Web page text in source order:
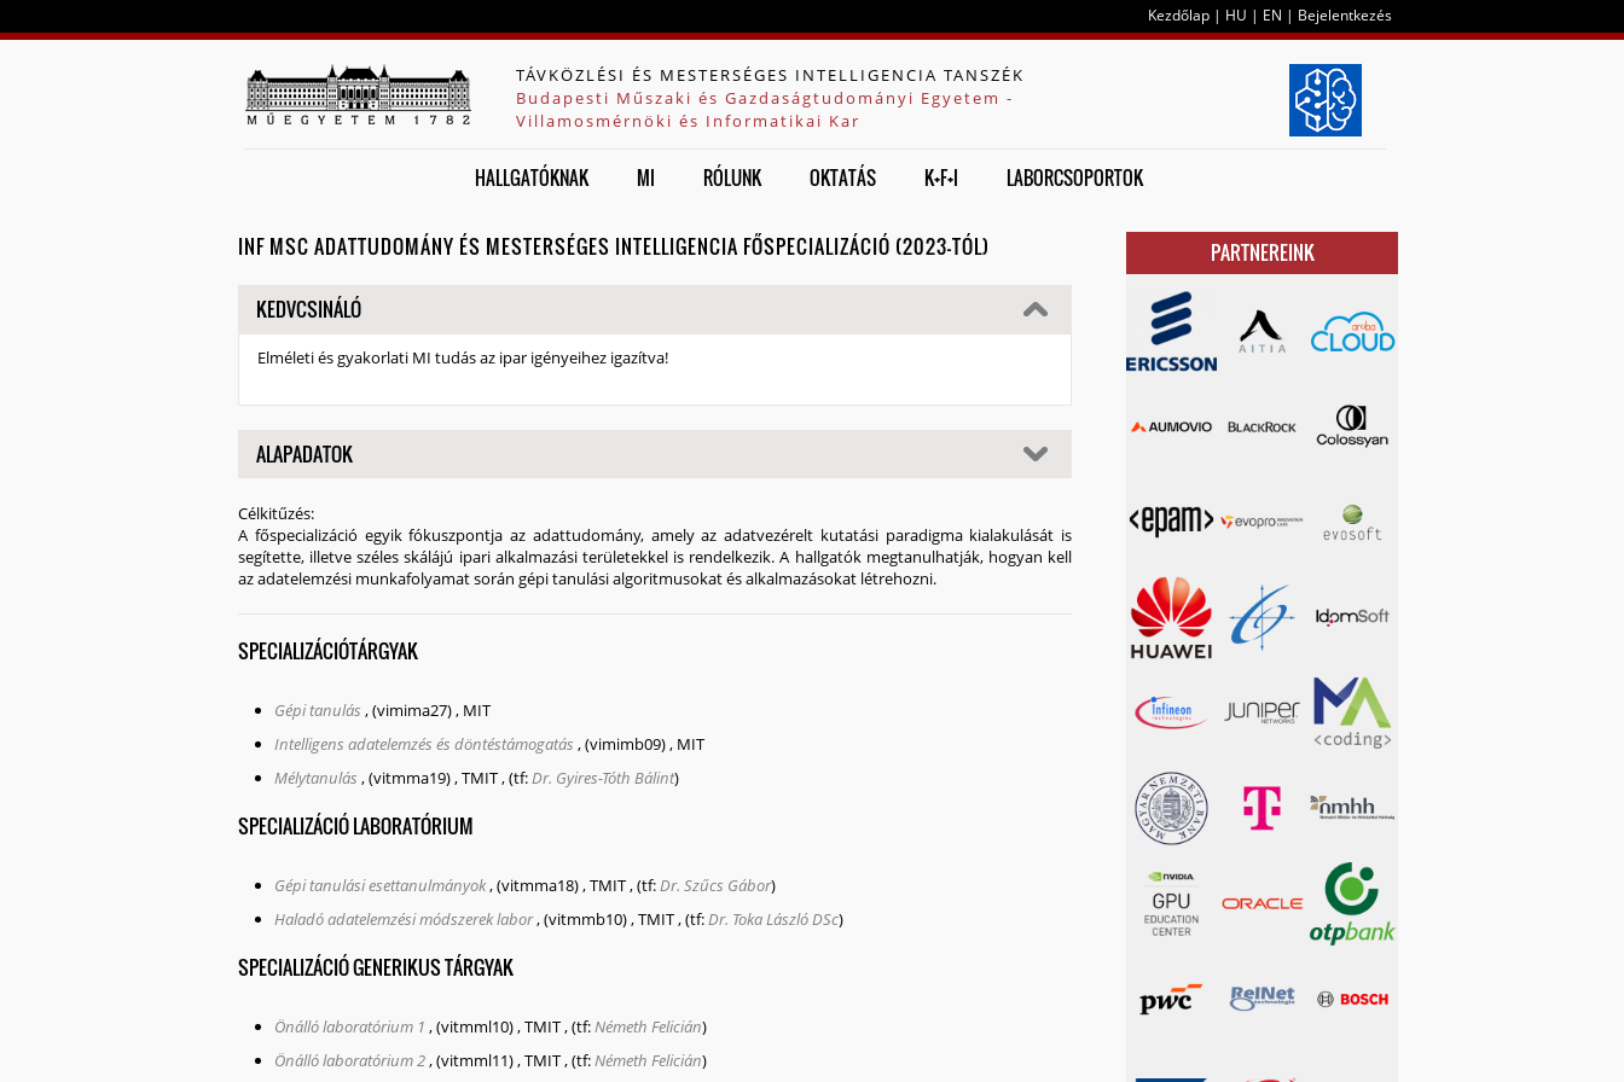
Kezdőlap | HU | EN | Bejelentkezés
TÁVKÖZLÉSI ÉS MESTERSÉGES INTELLIGENCIA TANSZÉK
Budapesti Műszaki és Gazdaságtudományi Egyetem -
Villamosmérnöki és Informatikai Kar
HALLGATÓKNAK MI RÓLUNK OKTATÁS K+F+I LABORCSOPORTOK
INF MSC ADATTUDOMÁNY ÉS MESTERSÉGES INTELLIGENCIA FŐSPECIALIZÁCIÓ (2023-TÓL)
ELREJT
KEDVCSINÁLÓ
Elméleti és gyakorlati MI tudás az ipar igényeihez igazítva!
MEGJELENÍTÉS
ALAPADATOK
Célkitűzés:
A főspecializáció egyik fókuszpontja az adattudomány, amely az adatvezérelt kutatási paradigma kialakulását is
segítette, illetve széles skálájú ipari alkalmazási területekkel is rendelkezik. A hallgatók megtanulhatják, hogyan kell
az adatelemzési munkafolyamat során gépi tanulási algoritmusokat és alkalmazásokat létrehozni.
SPECIALIZÁCIÓTÁRGYAK
Gépi tanulás ,(vimima27) , MIT
Intelligens adatelemzés és döntéstámogatás ,(vimimb09) , MIT
Mélytanulás ,(vitmma19) ,TMIT ,(tf: Dr. Gyires-Tóth Bálint)
SPECIALIZÁCIÓ LABORATÓRIUM
Gépi tanulási esettanulmányok ,(vitmma18) ,TMIT ,(tf: Dr. Szűcs Gábor)
Haladó adatelemzési módszerek labor ,(vitmmb10) ,TMIT ,(tf: Dr. Toka László DSc)
SPECIALIZÁCIÓ GENERIKUS TÁRGYAK
Önálló laboratórium 1 ,(vitmml10) ,TMIT ,(tf: Németh Felicián)
Önálló laboratórium 2 ,(vitmml11) ,TMIT ,(tf: Németh Felicián)
PARTNEREINK